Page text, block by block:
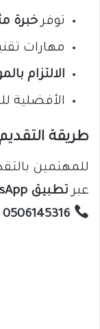
توفر خبرة
مهارات
الالتزام
الأفضلية
طريقة
للمهتمين
عبرتطبيق WhatsApp
0506145316